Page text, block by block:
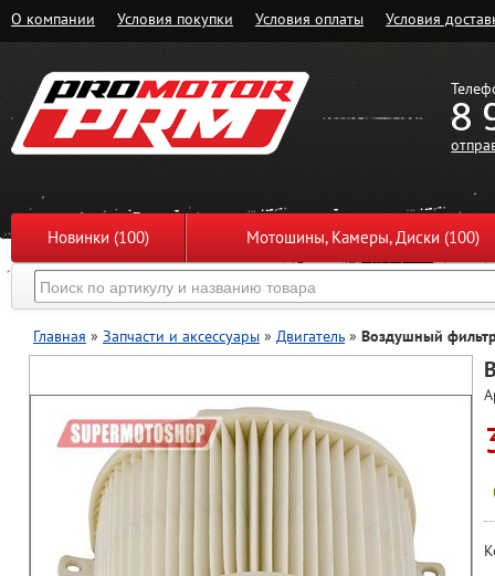
О компании Условия покупки Условия оплаты Условия
8
Новинки (100) Мотошины, Камеры, Диски (100)
Главная » Запчасти и аксессуары » Двигатель » Воздушный